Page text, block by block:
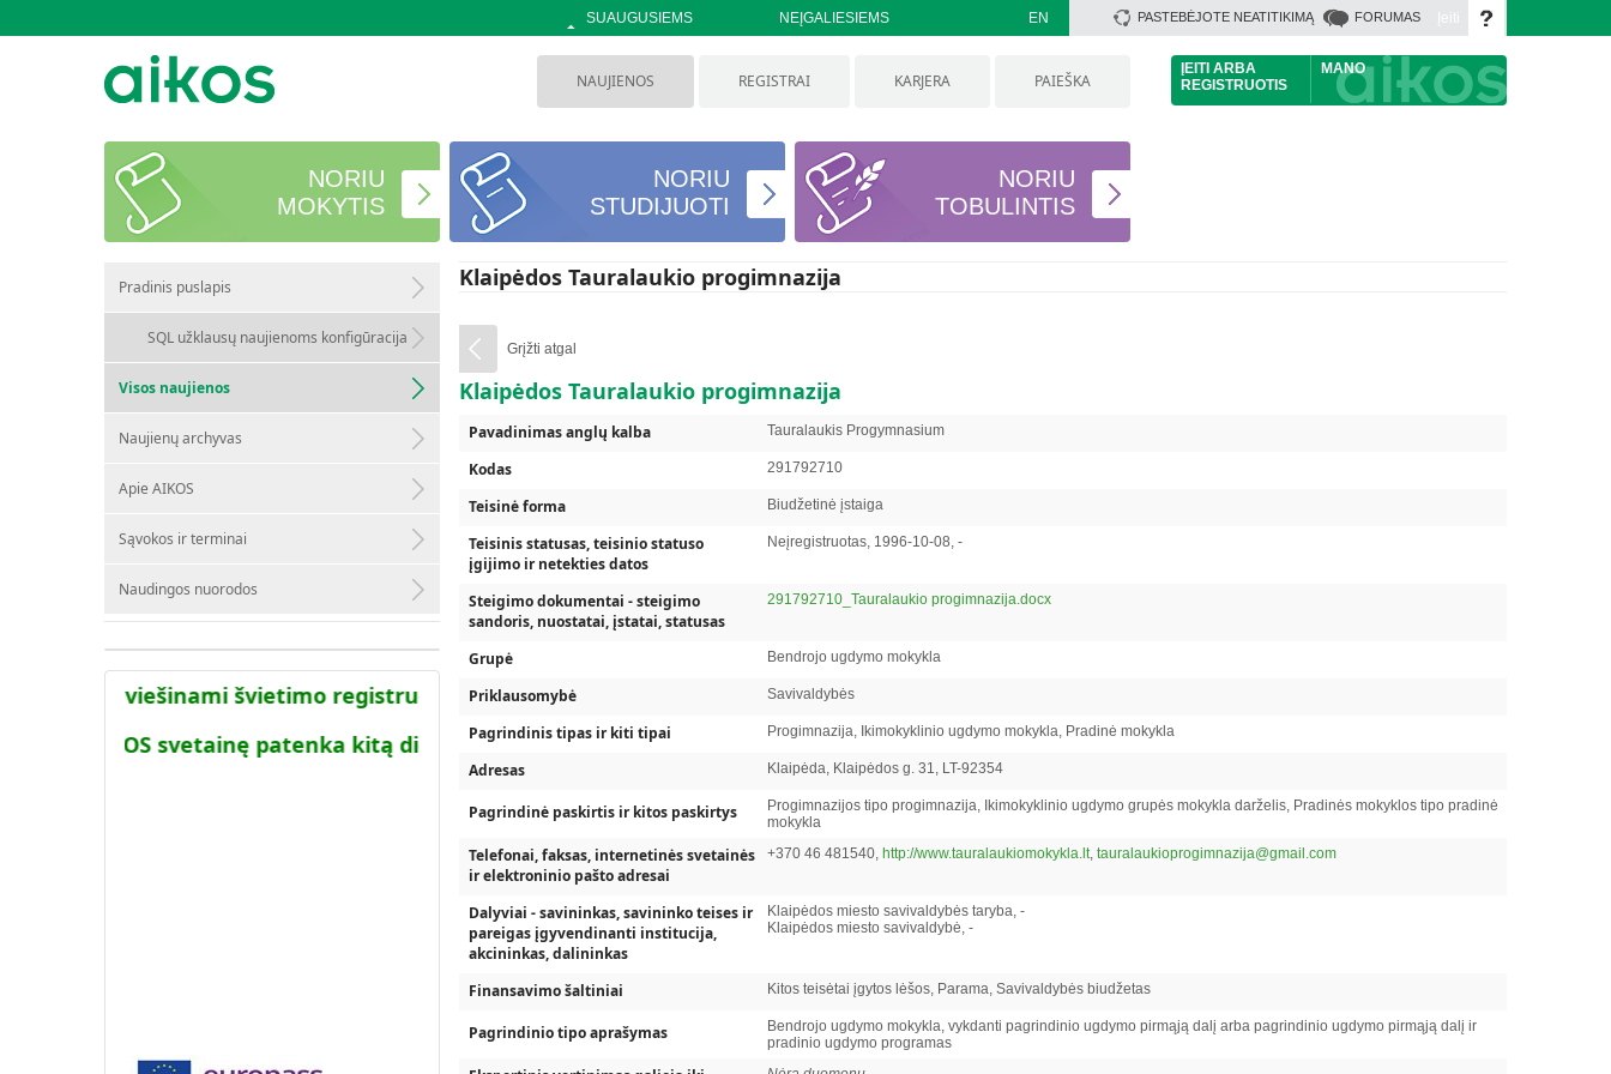
SUAUGUSIEMS NEĮGALIESIEMS EN PASTEBĖJOTE NEATITIKIMĄ FORUMAS Įeiti
ĮEITI ARBA
REGISTRUOTIS
MANO
NAUJIENOS REGISTRAI KARJERA PAIEŠKA
NORIU
MOKYTIS
NORIU
STUDIJUOTI
NORIU
TOBULINTIS
Pradinis puslapis
SQL užklausų naujienoms konfigūracija
Visos naujienos
Naujienų archyvas
Apie AIKOS
Sąvokos ir terminai
Naudingos nuorodos
viešinami švietimo registruose turimi duomenys
į AIKOS svetainę patenka kitą dieną po to kai ši informacija patenka į atitinkamus registrus
Klaipėdos Tauralaukio progimnazija
Grįžti atgal
Klaipėdos Tauralaukio progimnazija
Pavadinimas anglų kalba Tauralaukis Progymnasium
Kodas 291792710
Teisinė forma Biudžetinė įstaiga
Teisinis statusas, teisinio statuso
įgijimo ir netekties datos
Neįregistruotas, 1996-10-08, -
Steigimo dokumentai - steigimo
sandoris, nuostatai, įstatai, statusas
291792710_Tauralaukio progimnazija.docx
Grupė Bendrojo ugdymo mokykla
Priklausomybė Savivaldybės
Pagrindinis tipas ir kiti tipai Progimnazija, Ikimokyklinio ugdymo mokykla, Pradinė mokykla
Adresas Klaipėda, Klaipėdos g. 31, LT-92354
Pagrindinė paskirtis ir kitos paskirtys Progimnazijos tipo progimnazija, Ikimokyklinio ugdymo grupės mokykla darželis, Pradinės mokyklos tipo pradinė
mokykla
Telefonai, faksas, internetinės svetainės
ir elektroninio pašto adresai
+370 46 481540, http://www.tauralaukiomokykla.lt, tauralaukioprogimnazija@gmail.com
Dalyviai - savininkas, savininko teises ir
pareigas įgyvendinanti institucija,
akcininkas, dalininkas
Klaipėdos miesto savivaldybės taryba, -
Klaipėdos miesto savivaldybė, -
Finansavimo šaltiniai Kitos teisėtai įgytos lėšos, Parama, Savivaldybės biudžetas
Pagrindinio tipo aprašymas
Bendrojo ugdymo mokykla, vykdanti pagrindinio ugdymo pirmąją dalį arba pagrindinio ugdymo pirmąją dalį ir
pradinio ugdymo programas